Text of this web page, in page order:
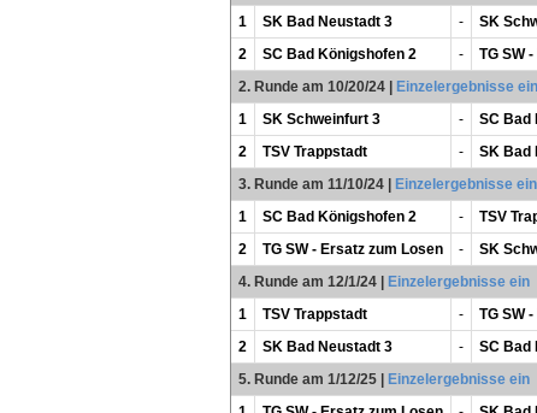
1
SK Bad Neustadt 3 - SK
2
SC Bad Königshofen 2 - TG SW
2. Runde am 10/20/24| Einzelergebnisse ein
1
SK Schweinfurt 3 - SC Bad
2
TSV Trappstadt - SK Bad
3. Runde am 11/10/24| Einzelergebnisse ein
1
SC Bad Königshofen 2 - TSV
2
TG SW - Ersatz zum Losen - SK
4. Runde am 12/1/24| Einzelergebnisse ein
1
TSV Trappstadt - TG SW
2
SK Bad Neustadt 3 - SC Bad
5. Runde am 1/12/25| Einzelergebnisse ein